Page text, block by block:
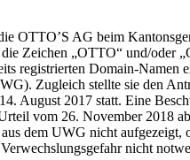
OTTO’S AG beim
Zeichen „OTTO“ und/oder
registrierten Domain-Namen
Zugleich stellte sie den
August 2017 statt. Eine
vom 26. November 2018
dem UWG nicht
nicht